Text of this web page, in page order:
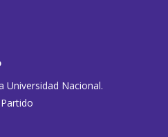
Universidad Nacional.